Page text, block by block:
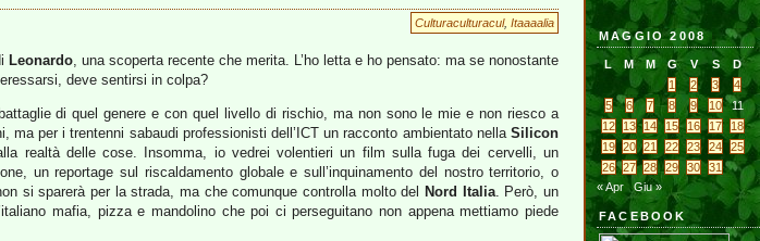
Culturaculturacul, Itaaaalia
Leonardo, una scoperta recente che merita. L’ho letta e ho pensato: ma se nonostante
deve sentirsi in colpa?
di quel genere e con quel livello di rischio, ma non sono le mie e non riesco a
per i trentenni sabaudi professionisti dell’ICT un racconto ambientato nella Silicon
realtà delle cose. Insomma, io vedrei volentieri un film sulla fuga dei cervelli, un
un reportage sul riscaldamento globale e sull’inquinamento del nostro territorio, o
si sparerà per la strada, ma che comunque controlla molto del
Nord Italia. Però, un
mafia, pizza e mandolino che poi ci perseguitano non appena mettiamo piede
MAGGIO 2008
L M M G V S
D
1
2 3
4
5
6 7 8 9 10
11
12
13 14 15 16 17
18
19
20 21 22 23 24
25
26
27 28 29 30
31
« Apr
Giu »
FACEBOOK